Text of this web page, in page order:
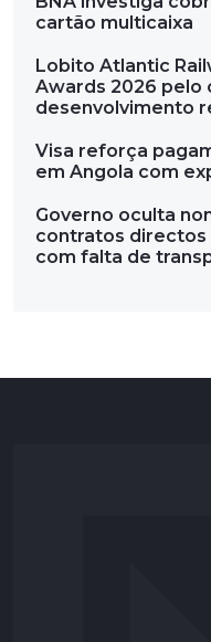
cartão multicaixa
Lobito Atlantic
Awards 2026 pelo
desenvolvimento
Visa reforça
em Angola com
Governo oculta
contratos directos
com falta de